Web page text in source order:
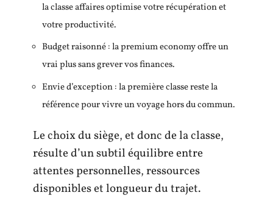
la classe affaires optimise votre récupération et
votre productivité.
Budget raisonné : la premium economy offre un
vrai plus sans grever vos finances.
Envie d’exception : la première classe reste la
référence pour vivre un voyage hors du commun.
Le choix du siège, et donc de la classe,
résulte d’un subtil équilibre entre
attentes personnelles, ressources
disponibles et longueur du trajet.